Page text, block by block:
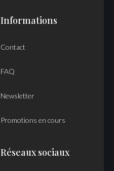
Informations
Contact
FAQ
Newsletter
Promotions en cours
Réseaux sociaux